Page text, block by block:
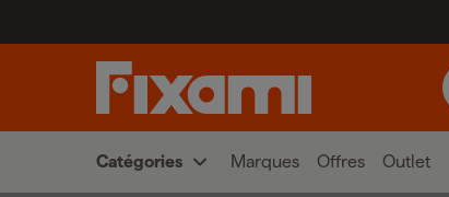
Catégories Marques Offres Outlet